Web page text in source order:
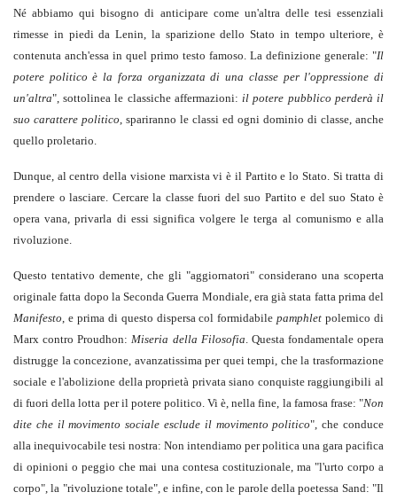
Né abbiamo qui bisogno di anticipare come un'altra delle tesi essenziali
rimesse in piedi da Lenin, la sparizione dello Stato in tempo ulteriore, è
contenuta anch'essa in quel primo testo famoso. La definizione generale: "Il
potere politico è la forza organizzata di una classe per l'oppressione di
un'altra", sottolinea le classiche affermazioni:il potere pubblico perderà il
suo carattere politico, spariranno le classi ed ogni dominio di classe, anche
quello proletario.
Dunque, al centro della visione marxista vi è il Partito e lo Stato. Si tratta di
prendere o lasciare. Cercare la classe fuori del suo Partito e del suo Stato è
opera vana, privarla di essi significa volgere le terga al comunismo e alla
rivoluzione.
Questo tentativo demente, che gli "aggiornatori" considerano una scoperta
originale fatta dopo la Seconda Guerra Mondiale, era già stata fatta prima del
Manifesto, e prima di questo dispersa col formidabilepamphlet polemico di
Marx contro Proudhon:Miseria della Filosofia. Questa fondamentale opera
distrugge la concezione, avanzatissima per quei tempi, che la trasformazione
sociale e l'abolizione della proprietà privata siano conquiste raggiungibili al
di fuori della lotta per il potere politico. Vi è, nella fine, la famosa frase: "Non
dite che il movimento sociale esclude il movimento politico", che conduce
alla inequivocabile tesi nostra: Non intendiamo per politica una gara pacifica
di opinioni o peggio che mai una contesa costituzionale, ma "l'urto corpo a
corpo", la "rivoluzione totale", e infine, con le parole della poetessa Sand: "Il